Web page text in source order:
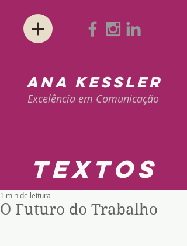
ANA KESSLER
Excelência em Comunicação
textos
O Futuro do Trabalho
1 min de leitura